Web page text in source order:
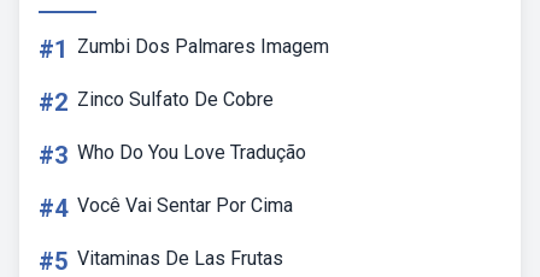
#1 Zumbi Dos Palmares Imagem
#2 Zinco Sulfato De Cobre
#3 Who Do You Love Tradução
#4 Você Vai Sentar Por Cima
#5 Vitaminas De Las Frutas